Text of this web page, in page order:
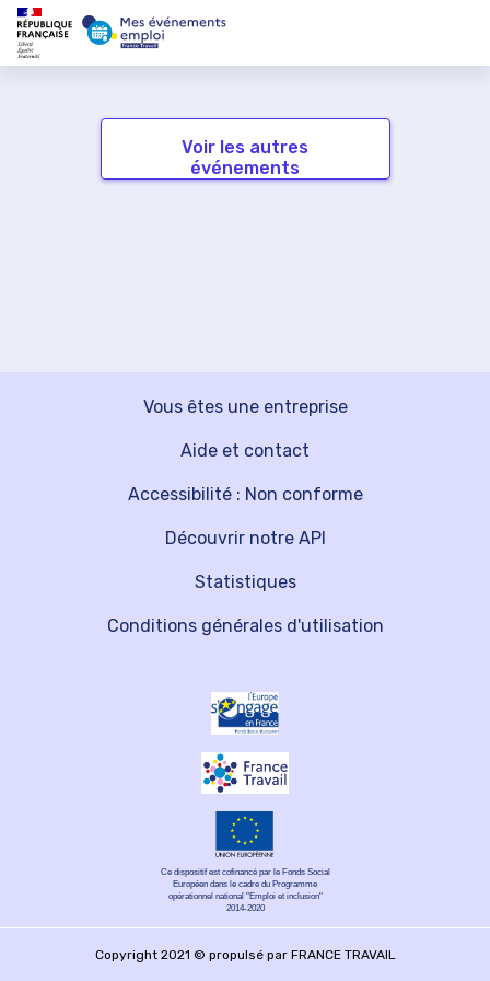
Voir les autres
événements
Vous êtes une entreprise
Découvrir notre API
Aide et contact
Statistiques
Accessibilité : Non conforme
Conditions générales d'utilisation
Ce dispositif est cofinancé par le Fonds Social
Européen dans le cadre du Programme
opérationnel national "Emploi et inclusion"
2014-2020
Copyright 2021 © propulsé par FRANCE TRAVAIL